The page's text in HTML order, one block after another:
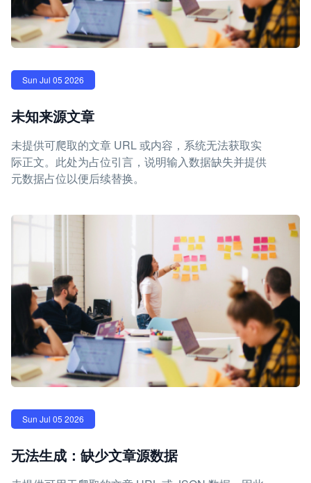
Sun Jul 05 2026
未知来源文章
未提供可爬取的文章 URL 或内容，系统无法获取实
际正文。此处为占位引言，说明输入数据缺失并提供
元数据占位以便后续替换。
Sun Jul 05 2026
无法生成：缺少文章源数据